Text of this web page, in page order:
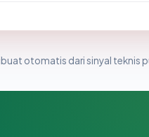
otomatis dari sinyal teknis